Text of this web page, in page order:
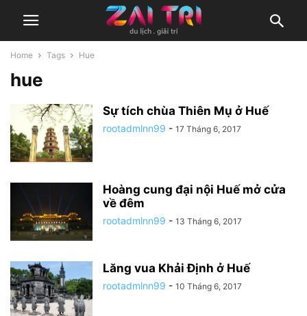
Home Tags Hue
hue
Sự tích chùa Thiên Mụ ở Huế
rootadmlnn99 - 17 Tháng 6, 2017
Hoàng cung đại nội Huế mở cửa
về đêm
rootadmlnn99 - 13 Tháng 6, 2017
Lăng vua Khải Định ở Huế
rootadmlnn99 - 10 Tháng 6, 2017